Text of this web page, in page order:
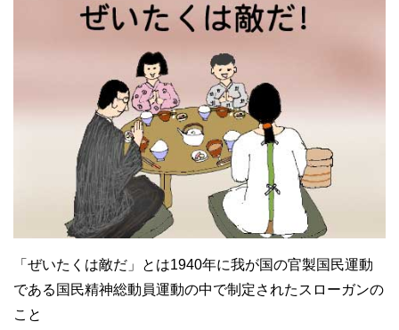
「ぜいたくは敵だ」とは1940年に我が国の官製国民運動
である国民精神総動員運動の中で制定されたスローガンの
こと